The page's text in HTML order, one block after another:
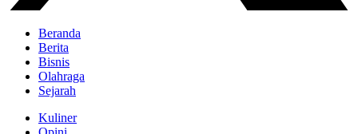
Beranda
Berita
Bisnis
Olahraga
Sejarah
Kuliner